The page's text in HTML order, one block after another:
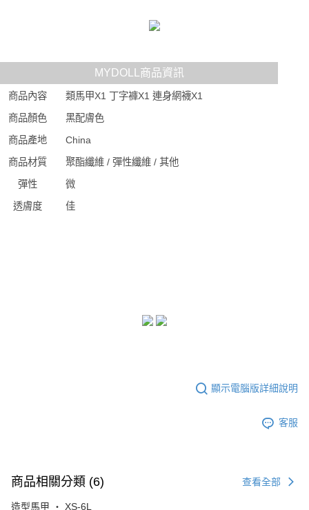
MYDOLL商品資訊
商品內容
類馬甲X1 丁字褲X1 連身網襪X1
商品顏色
黑配膚色
商品產地
China
商品材質
聚酯纖維 / 彈性纖維 / 其他
彈性
微
透膚度
佳
顯示電腦版詳細說明
客服
商品相關分類 (6) 查看全部
造型馬甲 ‧ XS-6L